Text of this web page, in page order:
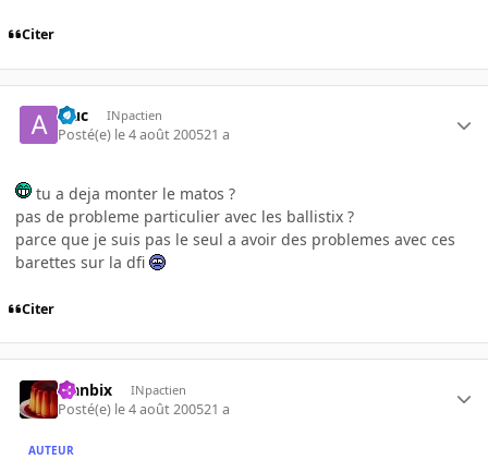
Citer
aluc INpactien
Posté(e) le 4 août 200521 a
tu a deja monter le matos ?
pas de probleme particulier avec les ballistix ?
parce que je suis pas le seul a avoir des problemes avec ces
barettes sur la dfi
Citer
Flanbix INpactien
Posté(e) le 4 août 200521 a
AUTEUR